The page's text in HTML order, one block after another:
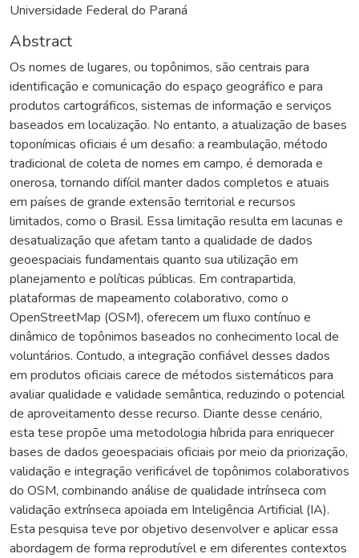
Universidade Federal do Paraná
Abstract
Os nomes de lugares, ou topônimos, são centrais para
identificação e comunicação do espaço geográfico e para
produtos cartográficos, sistemas de informação e serviços
baseados em localização. No entanto, a atualização de bases
toponímicas oficiais é um desafio: a reambulação, método
tradicional de coleta de nomes em campo, é demorada e
onerosa, tornando difícil manter dados completos e atuais
em países de grande extensão territorial e recursos
limitados, como o Brasil. Essa limitação resulta em lacunas e
desatualização que afetam tanto a qualidade de dados
geoespaciais fundamentais quanto sua utilização em
planejamento e políticas públicas. Em contrapartida,
plataformas de mapeamento colaborativo, como o
OpenStreetMap (OSM), oferecem um fluxo contínuo e
dinâmico de topônimos baseados no conhecimento local de
voluntários. Contudo, a integração confiável desses dados
em produtos oficiais carece de métodos sistemáticos para
avaliar qualidade e validade semântica, reduzindo o potencial
de aproveitamento desse recurso. Diante desse cenário,
esta tese propõe uma metodologia híbrida para enriquecer
bases de dados geoespaciais oficiais por meio da priorização,
validação e integração verificável de topônimos colaborativos
do OSM, combinando análise de qualidade intrínseca com
validação extrínseca apoiada em Inteligência Artificial (IA).
Esta pesquisa teve por objetivo desenvolver e aplicar essa
abordagem de forma reprodutível e em diferentes contextos